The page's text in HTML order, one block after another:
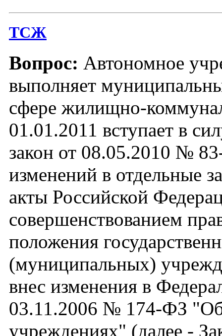
ТСЖ
Вопрос: Автономное
выполняет
сфере жилищно-
01.01.2011 вступает в
закон от 08.05.2010 №
изменений в отдельные
акты Российской
совершенствованием
положения
(муниципальных)
внес изменения в
03.11.2006 № 174-ФЗ
учреждениях" (далее -